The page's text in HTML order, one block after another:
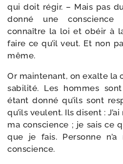
qui doit régir. – Mais pas
don­né une conscience
connaître la loi et obéir à
faire ce qu’il veut. Et non
même.
Or main­te­nant, on exalte la
sa­bi­li­té. Les hommes
étant don­né qu’ils sont
qu’ils veulent. Ils disent :
ma conscience ; je sais ce
que je fais. Personne
conscience.